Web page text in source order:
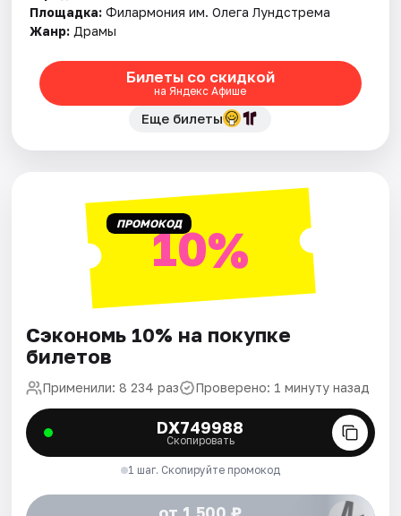
Площадка: Филармония им. Олега Лундстрема
Жанр: Драмы
Билеты со скидкой
на Яндекс Афише
Еще билеты
ПРОМОКОД10%
Сэкономь 10% на покупке
билетов
Применили: 8 234 раз Проверено: 1 минуту назад
DX749988
Скопировать
1 шаг. Скопируйте промокод